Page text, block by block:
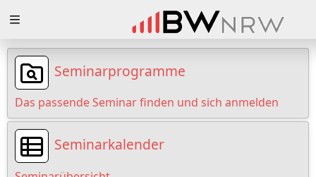
Loading
Loading
Loading
Loading
Seminarprogramme
Das passende Seminar finden und sich anmelden
Seminarkalender